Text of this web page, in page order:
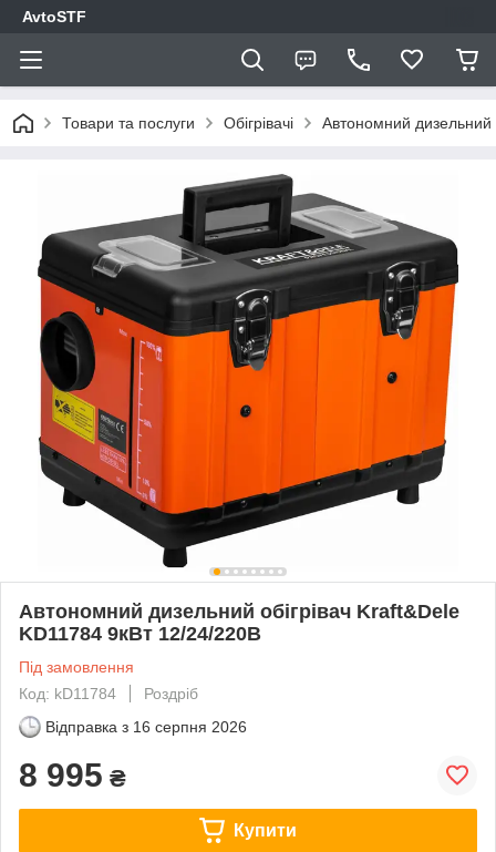
AvtoSTF
Товари та послуги Обігрівачі Автономний дизельний
Автономний дизельний обігрівач Kraft&Dele
KD11784 9кВт 12/24/220В
Під замовлення
Код: kD11784
Роздріб
Відправка з 16 серпня 2026
8 995 ₴
Купити